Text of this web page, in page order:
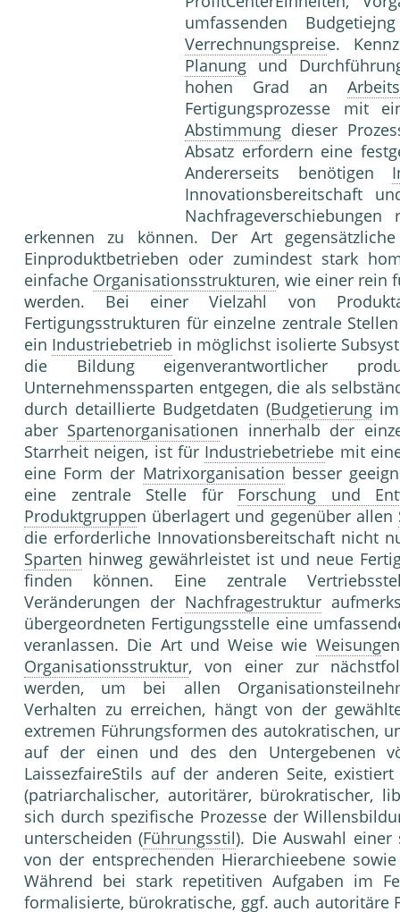
umfassenden
Verrechnungspreise.
Planung und
hohen Grad an
Fertigungsprozesse mit
Abstimmung dieser
Absatz erfordern eine
Andererseits benötigen
Innovationsbereitschaft
erkennen zu können. Der Art
Einproduktbetrieben oder zumindest stark
einfache Organisationsstrukturen, wie einer rein
werden. Bei einer Vielzahl von
Fertigungsstrukturen für einzelne zentrale
ein Industriebetrieb in möglichst isolierte
die Bildung eigenverantwortlicher
Unternehmenssparten entgegen, die als
durch detaillierte Budgetdaten (Budgetierung
aber Spartenorganisationen innerhalb der
Starrheit neigen, ist für Industriebetriebe mit
eine Form der Matrixorganisation besser
eine zentrale Stelle für Forschung und
Produktgruppen überlagert und gegenüber allen
die erforderliche Innovationsbereitschaft nicht
Sparten hinweg gewährleistet ist und neue
finden können. Eine zentrale
Veränderungen der Nachfragestruktur
übergeordneten Fertigungsstelle eine
veranlassen. Die Art und Weise wie Weisung
Organisationsstruktur, von einer zur
werden, um bei allen
Verhalten zu erreichen, hängt von der
extremen Führungsformen des autokratischen,
auf der einen und des den Untergebenen
LaissezfaireStils auf der anderen Seite,
(patriarchalischer, autoritärer, bürokratischer,
sich durch spezifische Prozesse der
unterscheiden (Führungsstil). Die Auswahl einer
von der entsprechenden Hierarchieebene
Während bei stark repetitiven Aufgaben im
formalisierte, bürokratische, ggf. auch autoritäre